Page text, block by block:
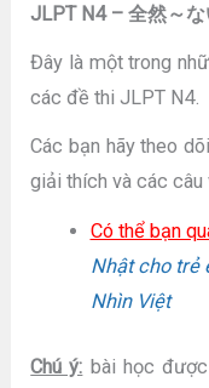
JLPT N4 – 全然～
Đây là một trong
các đề thi JLPT N4.
Các bạn hãy theo
giải thích và các
Có thể bạn
Nhật cho trẻ
Nhìn Việt
Chú ý: bài học